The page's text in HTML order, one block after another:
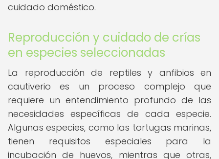
cuidado doméstico.
Reproducción y cuidado de crías
en especies seleccionadas
La reproducción de reptiles y anfibios en
cautiverio es un proceso complejo que
requiere un entendimiento profundo de las
necesidades específicas de cada especie.
Algunas especies, como las tortugas marinas,
tienen requisitos especiales para la
incubación de huevos, mientras que otras,